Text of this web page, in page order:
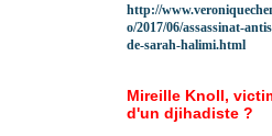
http://
o/2017/06/assassinat-
de-sarah-halimi.html
Mireille Knoll,
d'un djihadiste ?